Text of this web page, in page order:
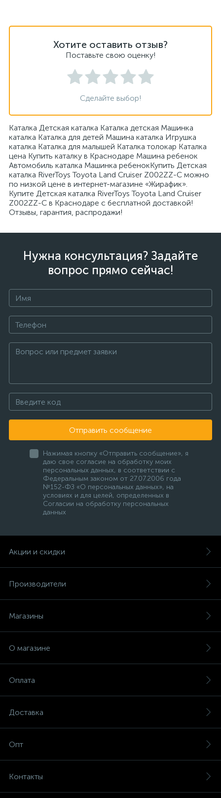
Хотите оставить отзыв?
Поставьте свою оценку!
Сделайте выбор!
Каталка Детская каталка Каталка детская Машинка
каталка Каталка для детей Машина каталка Игрушка
каталка Каталка для малышей Каталка толокар Каталка
цена Купить каталку в Краснодаре Машина ребенок
Автомобиль каталка Машинка ребенокКупить Детская
каталка RiverToys Toyota Land Cruiser Z002ZZ-C можно
по низкой цене в интернет-магазине «Жирафик».
Купите Детская каталка RiverToys Toyota Land Cruiser
Z002ZZ-C в Краснодаре с бесплатной доставкой!
Отзывы, гарантия, распродажи!
Нужна консультация? Задайте
вопрос прямо сейчас!
Отправить сообщение
Нажимая кнопку «Отправить сообщение», я
даю свое согласие на обработку моих
персональных данных, в соответствии с
Федеральным законом от 27.07.2006 года
№152-ФЗ «О персональных данных», на
условиях и для целей, определенных в
Согласии на обработку персональных
данных
Акции и скидки
Производители
Магазины
О магазине
Оплата
Доставка
Опт
Контакты